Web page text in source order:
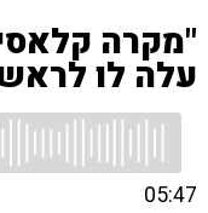
"מקרה
עלה לו
05:47